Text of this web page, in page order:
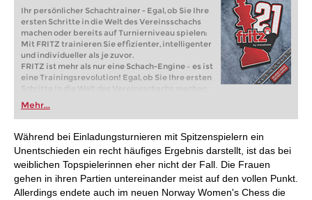
Ihr persönlicher Schachtrainer - Egal, ob Sie Ihre
ersten Schritte in die Welt des Vereinsschachs
machen oder bereits auf Turnierniveau spielen:
Mit FRITZ trainieren Sie effizienter, intelligenter
und individueller als je zuvor.
FRITZ ist mehr als nur eine Schach-Engine – es ist
eine Trainingsrevolution! Egal, ob Sie Ihre ersten
Schritte in die Welt des Vereinsschachs machen
oder bereits auf Turnierniveau spielen: Mit
FRITZ trainieren Sie effizienter, intelligenter und
individueller als je zuvor.
Mehr...
Während bei Einladungsturnieren mit Spitzenspielern ein
Unentschieden ein recht häufiges Ergebnis darstellt, ist das bei
weiblichen Topspielerinnen eher nicht der Fall. Die Frauen
gehen in ihren Partien untereinander meist auf den vollen Punkt.
Allerdings endete auch im neuen Norway Women's Chess die